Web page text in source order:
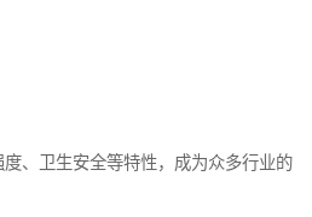
、卫生安全等特性，成为众多行业的